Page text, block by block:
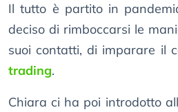
Il tutto è partito in
deciso di rimboccarsi le
suoi contatti, di imparare il
trading.
Chiara ci ha poi introdotto